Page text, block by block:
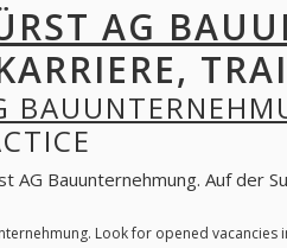
AG
Bauunternehmung. Auf der
Look for opened vacancies